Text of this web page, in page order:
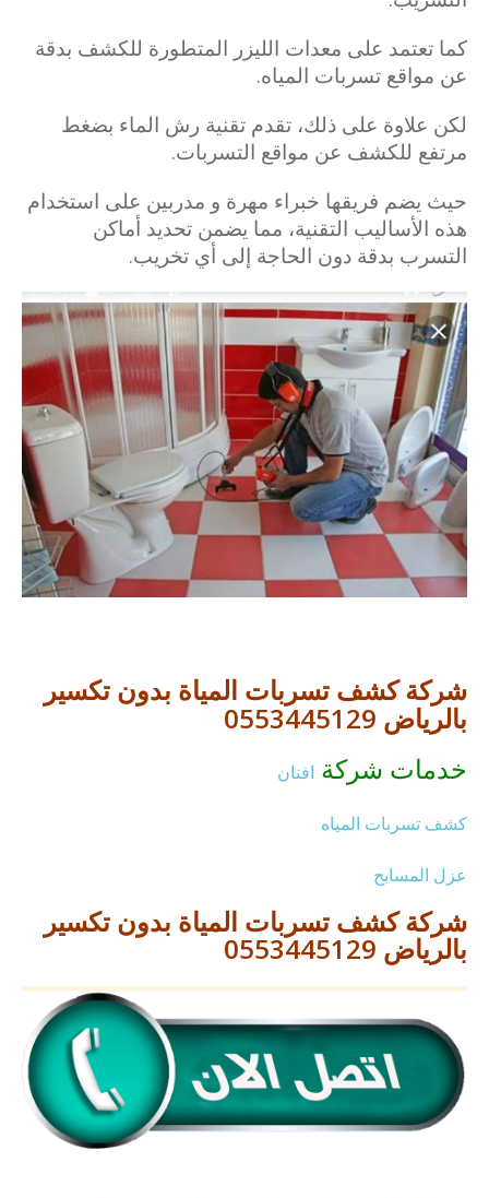
كما تعتمد على معدات الليزر المتطورة للكشف بدقة
عن مواقع تسربات المياه.
لكن علاوة على ذلك، تقدم تقنية رش الماء بضغط
مرتفع للكشف عن مواقع التسربات.
حيث يضم فريقها خبراء مهرة و مدربين على استخدام
هذه الأساليب التقنية، مما يضمن تحديد أماكن
التسرب بدقة دون الحاجة إلى أي تخريب.
شركة كشف تسربات المياة بدون تكسير
بالرياض 0553445129
خدمات شركة افنان
كشف تسربات المياه
عزل المسابح
شركة كشف تسربات المياة بدون تكسير
بالرياض 0553445129